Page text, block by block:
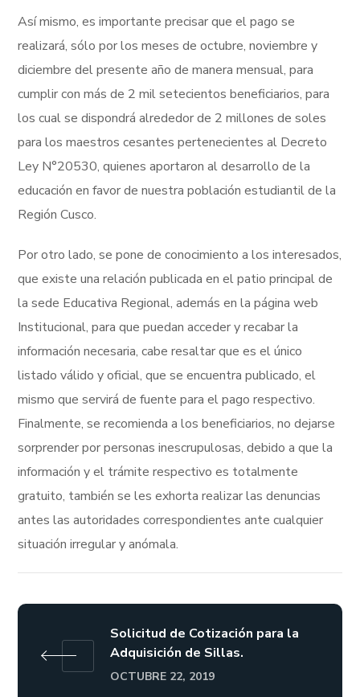
Así mismo, es importante precisar que el pago se
realizará, sólo por los meses de octubre, noviembre y
diciembre del presente año de manera mensual, para
cumplir con más de 2 mil setecientos beneficiarios, para
los cual se dispondrá alrededor de 2 millones de soles
para los maestros cesantes pertenecientes al Decreto
Ley N°20530, quienes aportaron al desarrollo de la
educación en favor de nuestra población estudiantil de la
Región Cusco.
Por otro lado, se pone de conocimiento a los interesados,
que existe una relación publicada en el patio principal de
la sede Educativa Regional, además en la página web
Institucional, para que puedan acceder y recabar la
información necesaria, cabe resaltar que es el único
listado válido y oficial, que se encuentra publicado, el
mismo que servirá de fuente para el pago respectivo.
Finalmente, se recomienda a los beneficiarios, no dejarse
sorprender por personas inescrupulosas, debido a que la
información y el trámite respectivo es totalmente
gratuito, también se les exhorta realizar las denuncias
antes las autoridades correspondientes ante cualquier
situación irregular y anómala.
Solicitud de Cotización para la
Adquisición de Sillas.
OCTUBRE 22, 2019